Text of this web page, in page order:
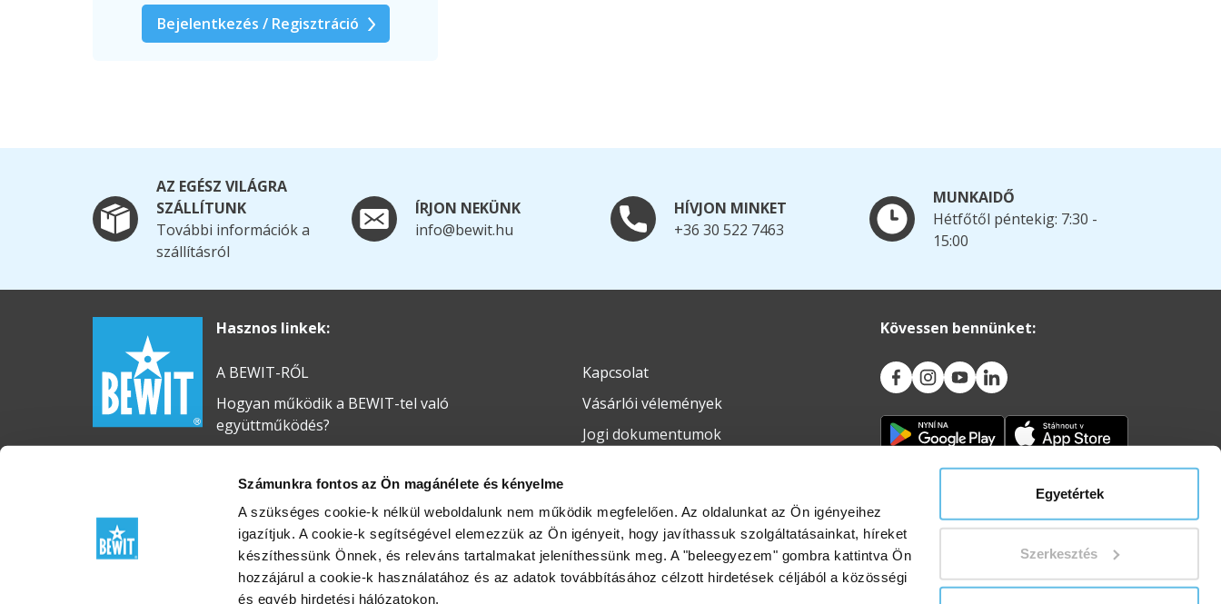
Számunkra fontos az Ön magánélete és kényelme
A szükséges cookie-k nélkül weboldalunk nem működik megfelelően. Az oldalunkat az Ön igényeihez
igazítjuk. A cookie-k segítségével elemezzük az Ön igényeit, hogy javíthassuk szolgáltatásainkat, híreket
készíthessünk Önnek, és releváns tartalmakat jeleníthessünk meg. A "beleegyezem" gombra kattintva Ön
hozzájárul a cookie-k használatához és az adatok továbbításához célzott hirdetések céljából a közösségi
és egyéb hirdetési hálózatokon.
Egyetértek
Szerkesztés
Bejelentkezés / Regisztráció
AZ EGÉSZ VILÁGRA
SZÁLLÍTUNK
További információk a
szállításról
ÍRJON NEKÜNK
info@bewit.hu
HÍVJON MINKET
+36 30 522 7463
MUNKAIDŐ
Hétfőtől péntekig: 7:30 -
15:00
Hasznos linkek:
A BEWIT-RŐL
Hogyan működik a BEWIT-tel való
együttműködés?
Szállítás
Kapcsolat
Vásárlói vélemények
Jogi dokumentumok
Kövessen bennünket: